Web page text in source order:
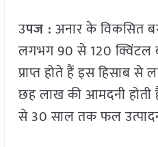
उपज : अनार के विकसित
लगभग 90 से 120 क्विंटल
प्राप्त होते हैं इस हिसाब
छह लाख की आमदनी होती
से 30 साल तक फल